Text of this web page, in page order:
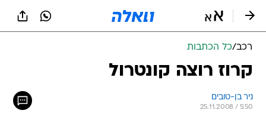
רכב/כל הכתבות
קרוז רוצה קונטרול
ניר בן-טובים
25.11.2008 / 5:50